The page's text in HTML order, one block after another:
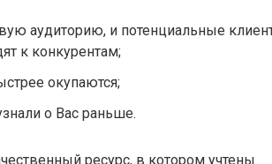
аудиторию, и потенциальные
к конкурентам;
окупаются;
о Вас раньше.
ресурс, в котором учтены